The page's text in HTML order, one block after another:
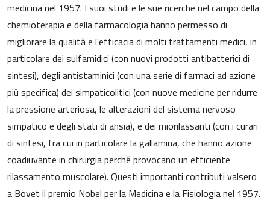
medicina nel 1957. I suoi studi e le sue ricerche nel campo della
chemioterapia e della farmacologia hanno permesso di
migliorare la qualità e l'efficacia di molti trattamenti medici, in
particolare dei sulfamidici (con nuovi prodotti antibatterici di
sintesi), degli antistaminici (con una serie di farmaci ad azione
più specifica) dei simpaticolitici (con nuove medicine per ridurre
la pressione arteriosa, le alterazioni del sistema nervoso
simpatico e degli stati di ansia), e dei miorilassanti (con i curari
di sintesi, fra cui in particolare la gallamina, che hanno azione
coadiuvante in chirurgia perché provocano un efficiente
rilassamento muscolare). Questi importanti contributi valsero
a Bovet il premio Nobel per la Medicina e la Fisiologia nel 1957.